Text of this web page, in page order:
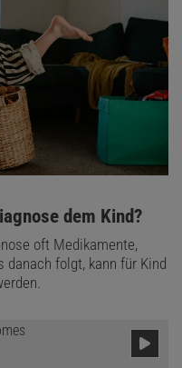
dem Kind?
oft Medikamente,
danach folgt, kann für Kind